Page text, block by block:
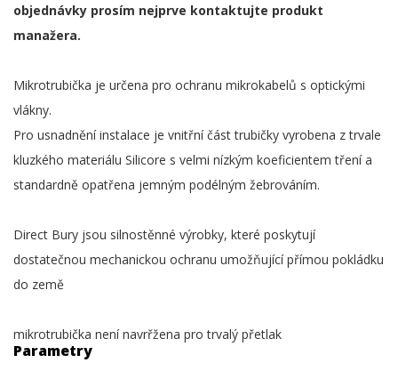
objednávky prosím nejprve kontaktujte produkt
manažera.
Mikrotrubička je určena pro ochranu mikrokabelů s optickými
vlákny.
Pro usnadnění instalace je vnitřní část trubičky vyrobena z trvale
kluzkého materiálu Silicore s velmi nízkým koeficientem tření a
standardně opatřena jemným podélným žebrováním.
Direct Bury jsou silnostěnné výrobky, které poskytují
dostatečnou mechanickou ochranu umožňující přímou pokládku
do země
mikrotrubička není navrřžena pro trvalý přetlak
Parametry